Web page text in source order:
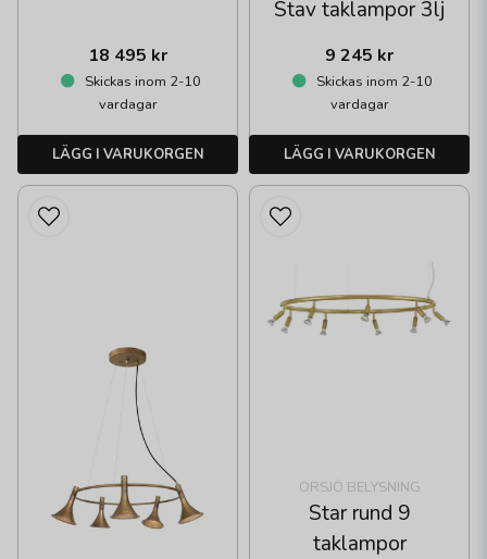
18 495 kr
Skickas inom 2-10
vardagar
LÄGG I VARUKORGEN
Stav taklampor 3lj
9 245 kr
Skickas inom 2-10
vardagar
LÄGG I VARUKORGEN
ÖRSJÖ BELYSNING
Star rund 9
taklampor